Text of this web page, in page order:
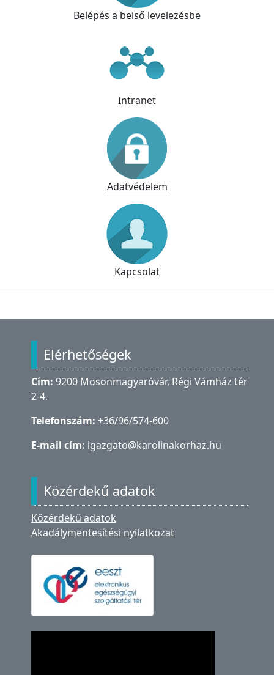
Belépés a belső levelezésbe
Intranet
Adatvédelem
Kapcsolat
Elérhetőségek
Cím: 9200 Mosonmagyaróvár, Régi Vámház tér
2-4.
Telefonszám: +36/96/574-600
E-mail cím: igazgato@karolinakorhaz.hu
Közérdekű adatok
Közérdekű adatok
Akadálymentesítési nyilatkozat